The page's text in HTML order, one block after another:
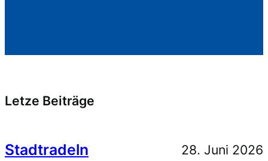
Letze Beiträge
Stadtradeln 28. Juni 2026